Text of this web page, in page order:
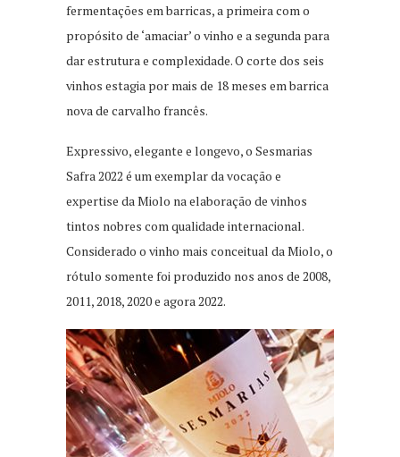
fermentações em barricas, a primeira com o
propósito de ‘amaciar’ o vinho e a segunda para
dar estrutura e complexidade. O corte dos seis
vinhos estagia por mais de 18 meses em barrica
nova de carvalho francês.
Expressivo, elegante e longevo, o Sesmarias
Safra 2022 é um exemplar da vocação e
expertise da Miolo na elaboração de vinhos
tintos nobres com qualidade internacional.
Considerado o vinho mais conceitual da Miolo, o
rótulo somente foi produzido nos anos de 2008,
2011, 2018, 2020 e agora 2022.